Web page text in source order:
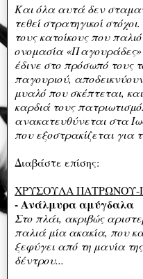
Και όλα αυτά δεν
τεθεί στρατηγικοί
τους κατοίκους που
ονομασία
έδινε στο πρόσωπό τους
παγουριού,
μυαλό που σκέπτεται,
καρδιά τους
ανακατευθύνεται στα
που εξοστρακίζεται για
Διαβάστε επίσης:
ΧΡΥΣΟΥΛΑ
- Ανάλμυρα αμύγδαλα
Στο πλάι, ακριβώς
παλιά μία ακακία, που
ξεφύγει από τη μανία
δέντρου...